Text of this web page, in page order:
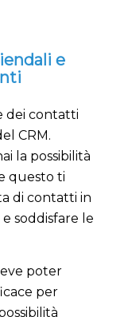
e
dei contatti
CRM.
la possibilità
questo ti
di contatti in
soddisfare le
poter
per